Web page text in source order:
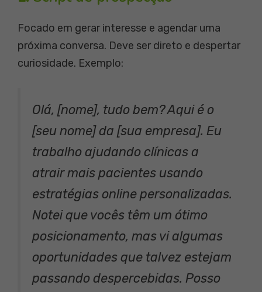
Focado em gerar interesse e agendar uma
próxima conversa. Deve ser direto e despertar
curiosidade. Exemplo:
Olá, [nome], tudo bem? Aqui é o
[seu nome] da [sua empresa]. Eu
trabalho ajudando clínicas a
atrair mais pacientes usando
estratégias online personalizadas.
Notei que vocês têm um ótimo
posicionamento, mas vi algumas
oportunidades que talvez estejam
passando despercebidas. Posso